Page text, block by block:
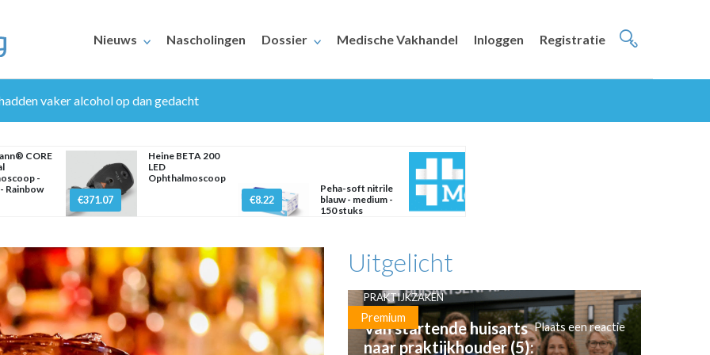
Nieuws Nascholingen Dossier Medische Vakhandel Inloggen Registratie
vaker alcohol op dan gedacht
CORE
-
Rainbow
€371.07
Heine BETA 200
LED
Ophthalmoscoop
€8.22
Peha-soft nitrile
blauw - medium -
150 stuks
Uitgelicht
Premium
PRAKTIJKZAKEN
Van startende huisarts
naar praktijkhouder (5):
Plaats een reactie